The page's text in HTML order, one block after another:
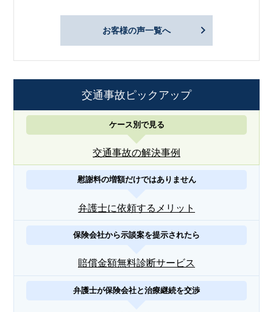
お客様の声一覧へ
交通事故ピックアップ
ケース別で見る
交通事故の解決事例
慰謝料の増額だけではありません
弁護士に依頼するメリット
保険会社から示談案を提示されたら
賠償金額無料診断サービス
弁護士が保険会社と治療継続を交渉